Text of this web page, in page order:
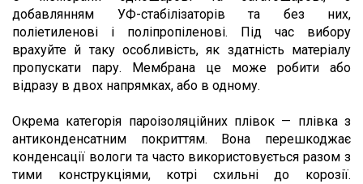
добавлянням УФ-стабілізаторів та без них,
поліетиленові і поліпропіленові. Під час вибору
врахуйте й таку особливість, як здатність матеріалу
пропускати пару. Мембрана це може робити або
відразу в двох напрямках, або в одному.
Окрема категорія пароізоляційних плівок — плівка з
антиконденсатним покриттям. Вона перешкоджає
конденсації вологи та часто використовується разом з
тими конструкціями, котрі схильні до корозії.